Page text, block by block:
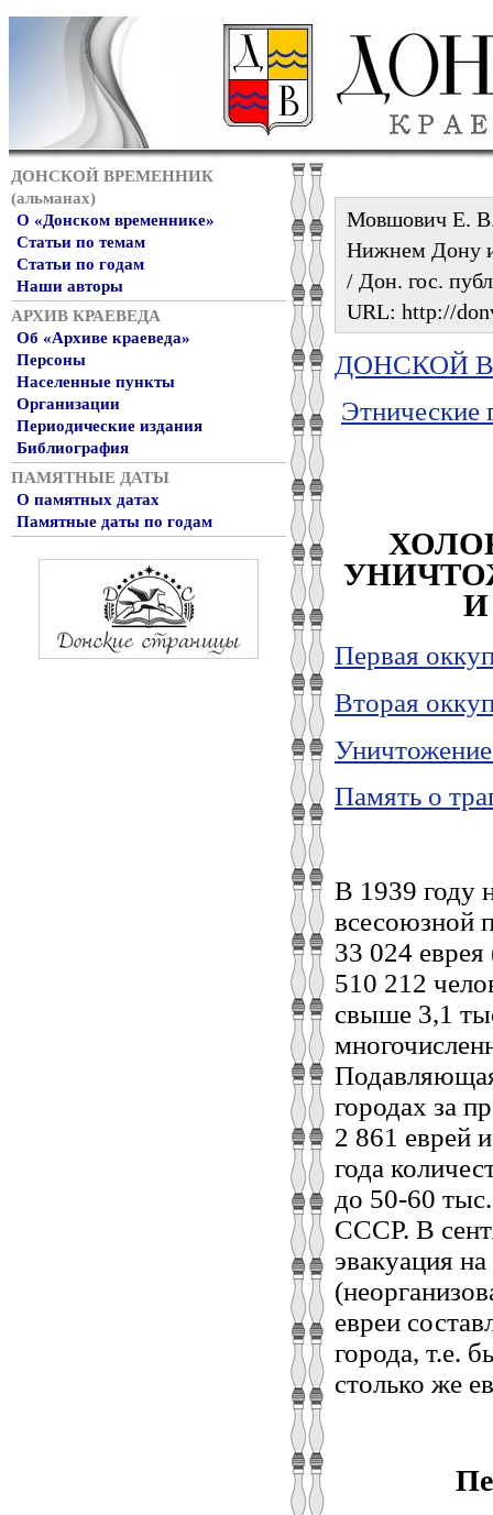
ДОНСКОЙ ВРЕМЕННИК
(альманах)
О «Донском временнике»
Статьи по темам
Статьи по годам
Наши авторы
АРХИВ КРАЕВЕДА
Об «Архиве краеведа»
Персоны
Населенные пункты
Организации
Периодические издания
Библиография
ПАМЯТНЫЕ ДАТЫ
О памятных датах
Памятные даты по годам
Мовшович Е. В.
Нижнем Дону и
/ Дон. гос.
URL: http://
ДОНСКОЙ
Этнические
Первая
Вторая
Уничтожение
Память о
В 1939 году
всесоюзной
33 024
510 212
свыше 3,1
Подавляющая
городах за
2 861 еврей
года
до 50-60
СССР. В
эвакуация
евреи
города, т.е.
столько же